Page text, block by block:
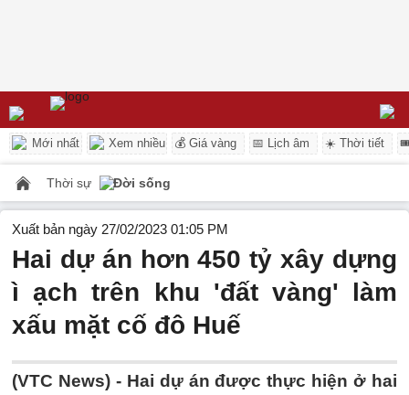
Mới nhất Xem nhiều 💰 Giá vàng 📅 Lịch âm ☀️ Thời tiết
Thời sự Đời sống
Xuất bản ngày 27/02/2023 01:05 PM
Hai dự án hơn 450 tỷ xây dựng
ì ạch trên khu 'đất vàng' làm
xấu mặt cố đô Huế
(VTC News) - Hai dự án được thực hiện ở hai